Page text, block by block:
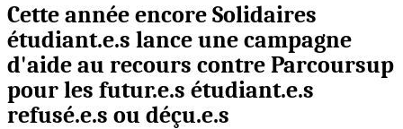
Cette année encore Solidaires
étudiant.e.s lance une campagne
d'aide au recours contre Parcoursup
pour les futur.e.s étudiant.e.s
refusé.e.s ou déçu.e.s